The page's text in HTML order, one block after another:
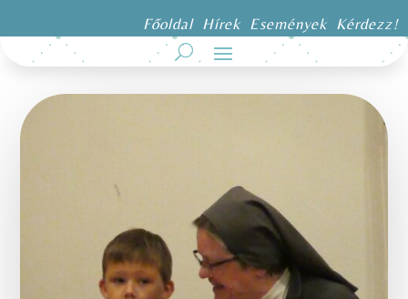
Főoldal Hírek Események Kérdezz!